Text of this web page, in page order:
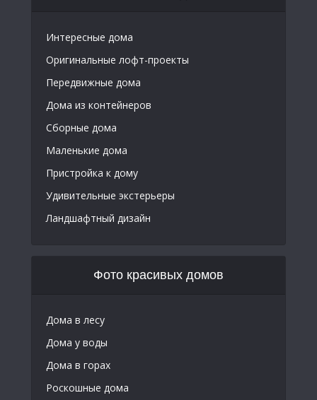
Интересные дома
Оригинальные лофт-проекты
Передвижные дома
Дома из контейнеров
Сборные дома
Маленькие дома
Пристройка к дому
Удивительные экстерьеры
Ландшафтный дизайн
Фото красивых домов
Дома в лесу
Дома у воды
Дома в горах
Роскошные дома